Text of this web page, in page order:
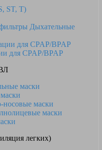
ST, T)
Дыхательные
для CPAP/BPAP
маски
носовые маски
маски
легких)